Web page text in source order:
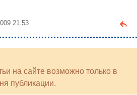
21:53
на сайте возможно только в
публикации.